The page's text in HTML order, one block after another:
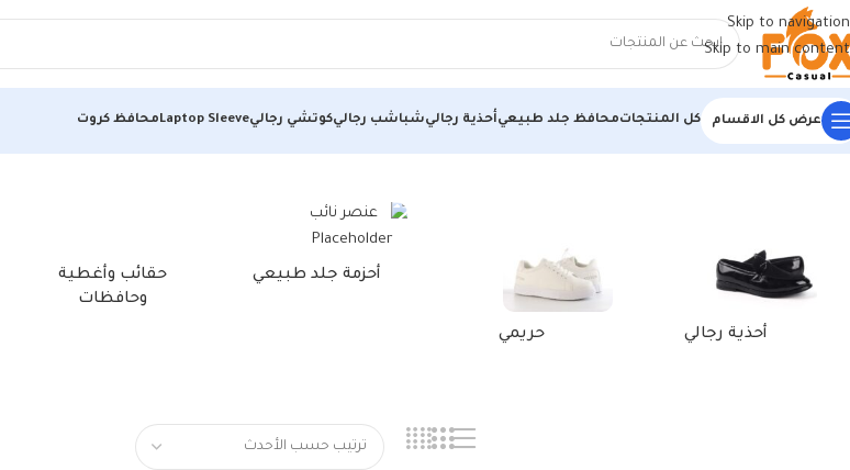
Skip to navigation
Skip to main content
عرض كل الاقسام كل المنتجاتمحافظ جلد طبيعيأحذية رجاليشباشب رجاليكوتشي رجاليLaptop Sleeveمحافظ كروت
الرئيسية/منتجات تحت الوسم “كراتة جلد طبيعي”
أحذية رجالي حريمي
أحزمة جلد طبيعي
حقائب وأغطية
وحافظات